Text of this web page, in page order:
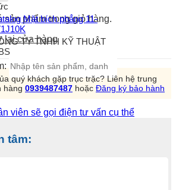
sản phẩm trong giỏ hàng.
lại cửa hàng
Mặt bích phẳng 11-
TY TNHH KỸ THUẬT
quý khách gặp trục trặc? Liên hệ trung
hàng 0939487487 hoặc Đăng ký bảo hành
viên sẽ gọi điện tư vấn cụ thể
tâm: